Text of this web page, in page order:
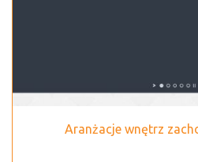
Aranżacje wnętrz